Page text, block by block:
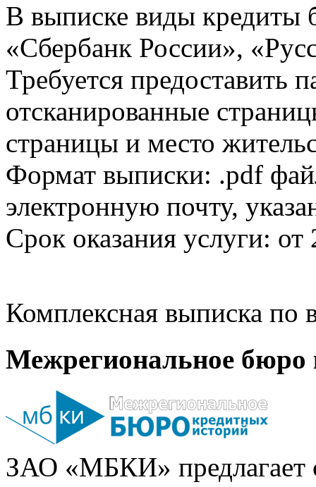
В выписке виды кредиты
«Сбербанк России»,
Требуется предоставить
отсканированные
страницы и место
Формат выписки: .pdf
электронную почту,
Срок оказания услуги: от
Комплексная выписка
Межрегиональное бюро
ЗАО «МБКИ» предлагает